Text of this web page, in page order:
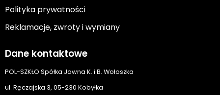
Polityka prywatności
Reklamacje, zwroty i wymiany
Dane kontaktowe
POL-SZKŁO Spółka Jawna K. i B. Wołoszka
ul. Ręczajska 3, 05-230 Kobyłka